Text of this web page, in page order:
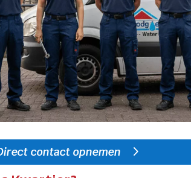
contact opnemen